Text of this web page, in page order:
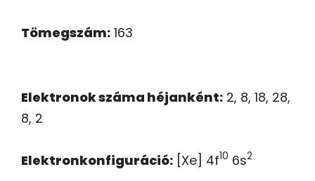
Tömegszám: 163
Elektronok száma héjanként: 2, 8, 18, 28,
8, 2
Elektronkonfiguráció: [Xe] 4f10 6s2